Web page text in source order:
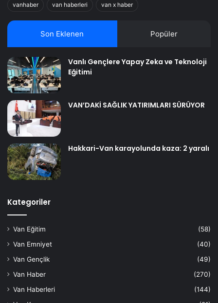
vanhaber van haberleri van x haber
Son Eklenen Popüler
Vanlı Gençlere Yapay Zeka ve Teknoloji
Eğitimi
VAN’DAKİ SAĞLIK YATIRIMLARI SÜRÜYOR
Hakkari-Van karayolunda kaza: 2 yaralı
Kategoriler
Van Eğitim
(58)
Van Emniyet
(40)
Van Gençlik
(49)
Van Haber
(270)
Van Haberleri
(144)